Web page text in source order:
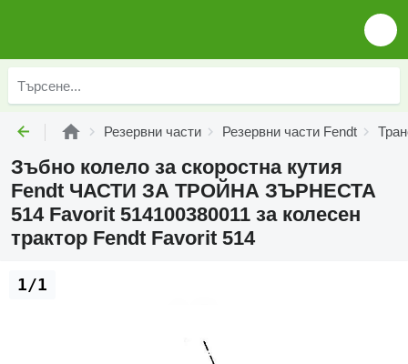
Резервни части Резервни части Fendt
Зъбно колело за скоростна кутия
Fendt ЧАСТИ ЗА ТРОЙНА ЗЪРНЕСТА
514 Favorit 514100380011 за колесен
трактор Fendt Favorit 514
1/1